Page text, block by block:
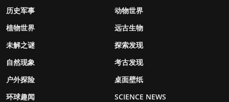
历史军事
动物世界
植物世界
远古生物
未解之谜
探索发现
自然现象
考古发现
户外探险
桌面壁纸
环球趣闻
SCIENCE NEWS